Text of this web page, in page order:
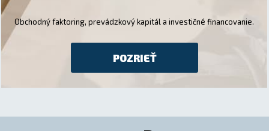
Obchodný faktoring, prevádzkový kapitál a investičné financovanie.
POZRIEŤ